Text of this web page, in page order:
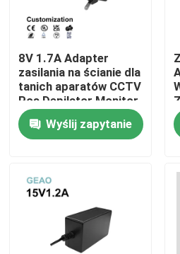
Wycieczka po fabryce
Kontrola jakości
Skontaktuj się z nami
Zasilacze do montażu na
Zasilacz biurkowy
8V 1.7A Adapter
zasilania na ścianie dla
tanich aparatów CCTV
Pos Depilator Monitor
Scooter
Wyślij zapytanie